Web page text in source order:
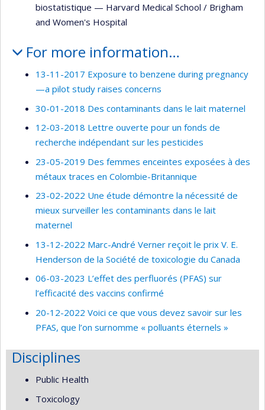
biostatistique — Harvard Medical School / Brigham
and Women's Hospital
For more information…
13-11-2017 Exposure to benzene during pregnancy
—a pilot study raises concerns
30-01-2018 Des contaminants dans le lait maternel
12-03-2018 Lettre ouverte pour un fonds de
recherche indépendant sur les pesticides
23-05-2019 Des femmes enceintes exposées à des
métaux traces en Colombie-Britannique
23-02-2022 Une étude démontre la nécessité de
mieux surveiller les contaminants dans le lait
maternel
13-12-2022 Marc-André Verner reçoit le prix V. E.
Henderson de la Société de toxicologie du Canada
06-03-2023 L’effet des perfluorés (PFAS) sur
l’efficacité des vaccins confirmé
20-12-2022 Voici ce que vous devez savoir sur les
PFAS, que l’on surnomme « polluants éternels »
Disciplines
Public Health
Toxicology